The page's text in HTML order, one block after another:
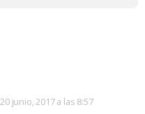
20 junio, 2017 a las 8:57